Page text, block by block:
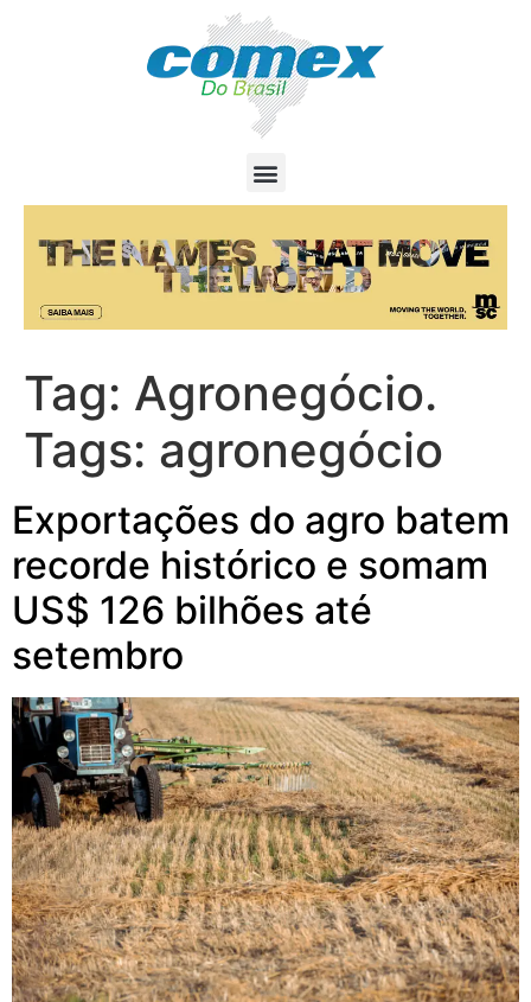
Tag: Agronegócio.
Tags: agronegócio
Exportações do agro batem
recorde histórico e somam
US$ 126 bilhões até
setembro